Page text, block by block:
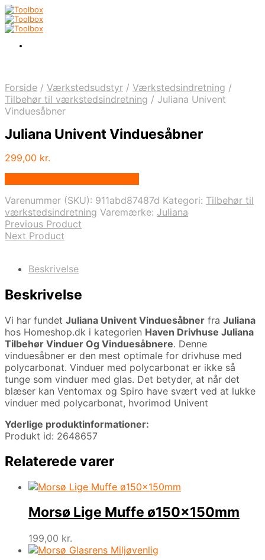
Forside / Værkstedsudstyr / Værkstedsindretning /
Tilbehør til værkstedsindretning / Juliana Univent
Vinduesåbner
Juliana Univent Vinduesåbner
299,00 kr.
Varenummer (SKU): 911abd87487d Kategori: Tilbehør til
værkstedsindretning Varemærke: Juliana
Previous Product
Next Product
Beskrivelse
Beskrivelse
Vi har fundet Juliana Univent Vinduesåbner fra Juliana
hos Homeshop.dk i kategorien Haven Drivhuse Juliana
Tilbehør Vinduer Og Vinduesåbnere. Denne
vinduesåbner er den mest optimale for drivhuse med
polycarbonat. Vinduer med polycarbonat er ikke så
tunge som vinduer med glas. Det betyder, at når det
blæser kan Ventomax og Spiro have svært ved at lukke
vinduer med polycarbonat, hvorimod Univent
Yderlige produktinformationer:
Produkt id: 2648657
Relaterede varer
Morsø Lige Muffe ø150x150mm
199,00 kr.